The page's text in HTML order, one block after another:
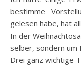
bestimme
gelesen habe, hat
In der
selber, sondern um
Drei ganz wichtige